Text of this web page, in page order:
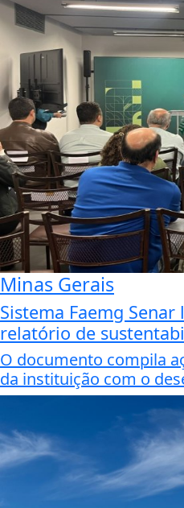
Minas Gerais
Sistema Faemg
relatório de
O documento compila
da instituição com o